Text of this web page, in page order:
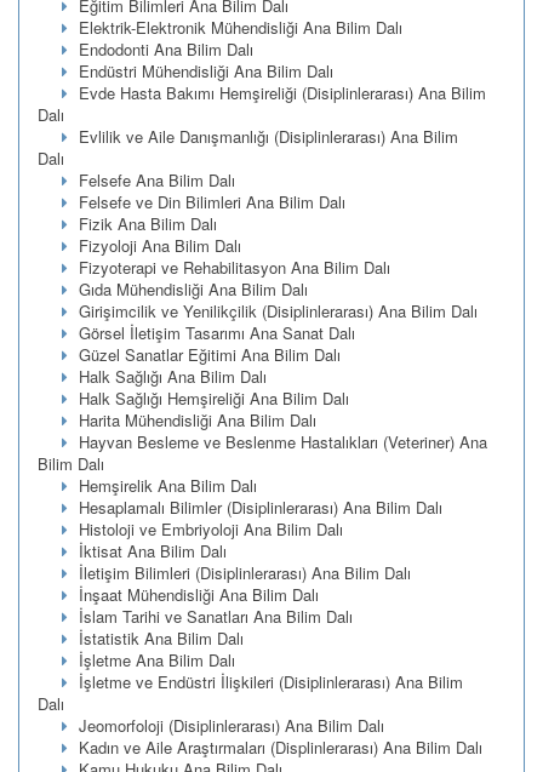
Eğitim Bilimleri Ana Bilim Dalı
Elektrik-Elektronik Mühendisliği Ana Bilim Dalı
Endodonti Ana Bilim Dalı
Endüstri Mühendisliği Ana Bilim Dalı
Evde Hasta Bakımı Hemşireliği (Disiplinlerarası) Ana Bilim
Dalı
Evlilik ve Aile Danışmanlığı (Disiplinlerarası) Ana Bilim
Dalı
Felsefe Ana Bilim Dalı
Felsefe ve Din Bilimleri Ana Bilim Dalı
Fizik Ana Bilim Dalı
Fizyoloji Ana Bilim Dalı
Fizyoterapi ve Rehabilitasyon Ana Bilim Dalı
Gıda Mühendisliği Ana Bilim Dalı
Girişimcilik ve Yenilikçilik (Disiplinlerarası) Ana Bilim Dalı
Görsel İletişim Tasarımı Ana Sanat Dalı
Güzel Sanatlar Eğitimi Ana Bilim Dalı
Halk Sağlığı Ana Bilim Dalı
Halk Sağlığı Hemşireliği Ana Bilim Dalı
Harita Mühendisliği Ana Bilim Dalı
Hayvan Besleme ve Beslenme Hastalıkları (Veteriner) Ana
Bilim Dalı
Hemşirelik Ana Bilim Dalı
Hesaplamalı Bilimler (Disiplinlerarası) Ana Bilim Dalı
Histoloji ve Embriyoloji Ana Bilim Dalı
İktisat Ana Bilim Dalı
İletişim Bilimleri (Disiplinlerarası) Ana Bilim Dalı
İnşaat Mühendisliği Ana Bilim Dalı
İslam Tarihi ve Sanatları Ana Bilim Dalı
İstatistik Ana Bilim Dalı
İşletme Ana Bilim Dalı
İşletme ve Endüstri İlişkileri (Disiplinlerarası) Ana Bilim
Dalı
Jeomorfoloji (Disiplinlerarası) Ana Bilim Dalı
Kadın ve Aile Araştırmaları (Displinlerarası) Ana Bilim Dalı